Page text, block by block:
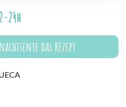
24h
das Rezept